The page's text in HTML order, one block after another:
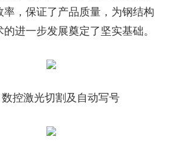
率，保证了产品质量，为钢结构
进一步发展奠定了坚实基础。
激光切割及自动写号